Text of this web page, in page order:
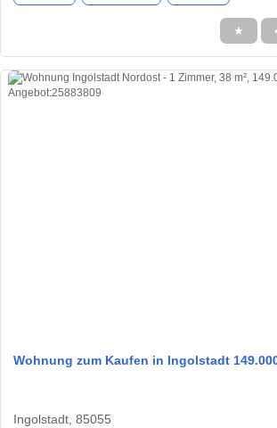
★
Wohnung zum Kaufen in Ingolstadt
Ingolstadt, 85055